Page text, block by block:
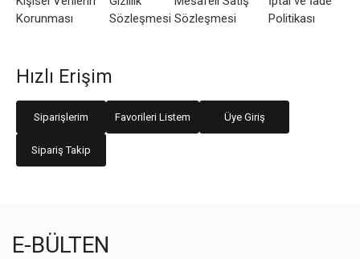
Korunması
Sözleşmesi Sözleşmesi
Politikası
Hızlı Erişim
Siparişlerim Favorileri Listem Üye Giriş
Sipariş Takip
E-BÜLTEN